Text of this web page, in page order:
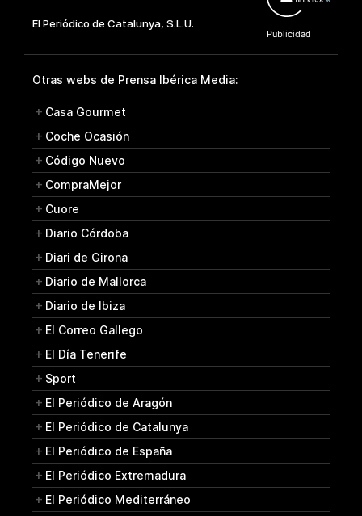
Otras webs de Prensa Ibérica Media:
Casa Gourmet
Coche Ocasión
Código Nuevo
CompraMejor
Cuore
Diario Córdoba
Diari de Girona
Diario de Mallorca
Diario de Ibiza
El Correo Gallego
El Día Tenerife
Sport
El Periódico de Aragón
El Periódico de Catalunya
El Periódico de España
El Periódico Extremadura
El Periódico Mediterráneo